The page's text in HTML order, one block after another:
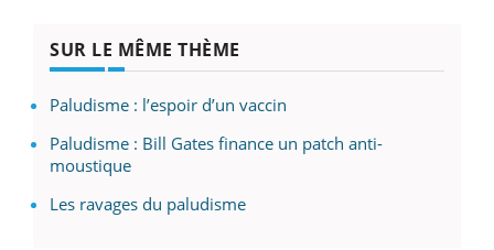
SUR LE MÊME THÈME
Paludisme : l’espoir d’un vaccin
Paludisme : Bill Gates finance un patch anti-
moustique
Les ravages du paludisme